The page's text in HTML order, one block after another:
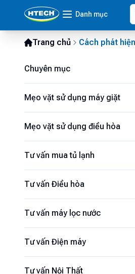
Danh mục
Trang chủ Cách phát
Chuyên mục
Mẹo vặt sử dụng máy giặt
Mẹo vặt sử dụng điều hòa
Tư vấn mua tủ lạnh
Tư vấn Điều hòa
Tư vấn máy lọc nước
Tư vấn Điện máy
Tư vấn Nội Thất